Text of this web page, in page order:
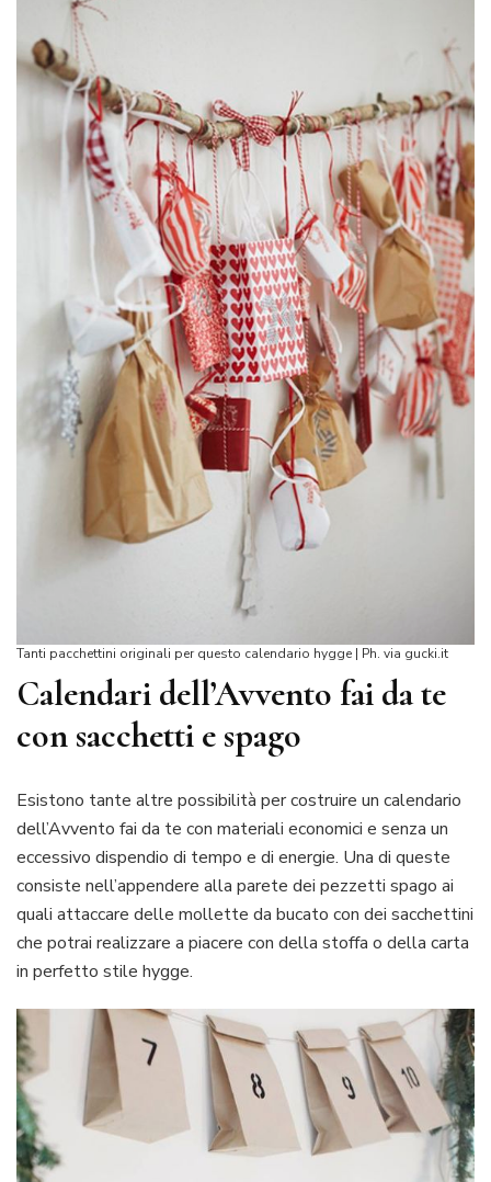
Tanti pacchettini originali per questo calendario hygge | Ph. via gucki.it
Calendari dell’Avvento fai da te
con sacchetti e spago
Esistono tante altre possibilità per costruire un calendario
dell’Avvento fai da te con materiali economici e senza un
eccessivo dispendio di tempo e di energie. Una di queste
consiste nell’appendere alla parete dei pezzetti spago ai
quali attaccare delle mollette da bucato con dei sacchettini
che potrai realizzare a piacere con della stoffa o della carta
in perfetto stile hygge.